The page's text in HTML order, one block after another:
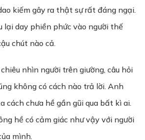
kiếm gây ra thật sự rất đáng ngại.
lại day phiền phức vào người thế
chút nào cả.
nhìn người trên giường, câu hỏi
không có cách nào trả lời. Anh
cách chưa hề gần gũi qua bất kì ai.
hề có cảm giác như vậy với người
mình.